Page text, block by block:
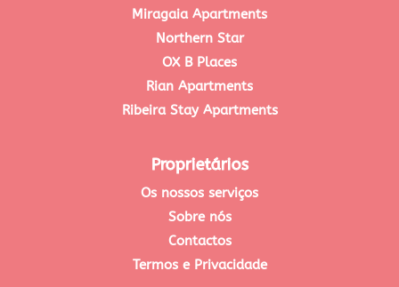
Miragaia Apartments
Northern Star
OX B Places
Rian Apartments
Ribeira Stay Apartments
Proprietários
Os nossos serviços
Sobre nós
Contactos
Termos e Privacidade